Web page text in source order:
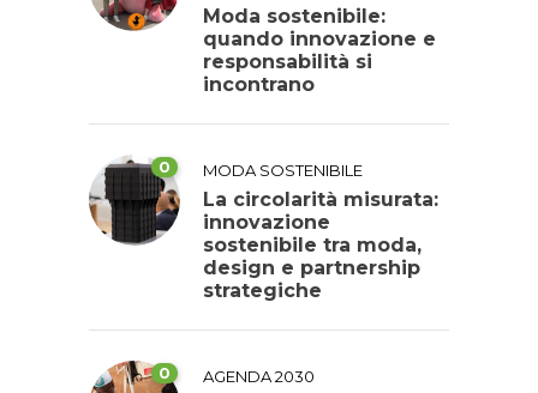
Moda sostenibile:
quando innovazione e
responsabilità si
incontrano
0 MODA SOSTENIBILE
La circolarità misurata:
innovazione
sostenibile tra moda,
design e partnership
strategiche
0 AGENDA 2030